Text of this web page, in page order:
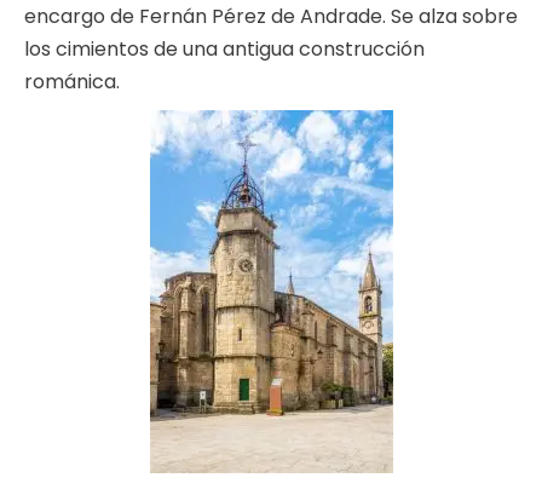
encargo de Fernán Pérez de Andrade. Se alza sobre
los cimientos de una antigua construcción
románica.